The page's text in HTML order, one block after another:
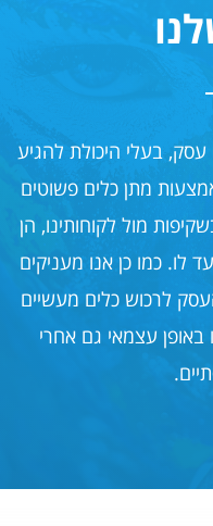
עסק, בעלי היכולת להגיע
מתן כלים פשוטים
מול לקוחותינו, הן
לו. כמו כן אנו מעניקים
לרכוש כלים מעשיים
עצמאי גם אחרי